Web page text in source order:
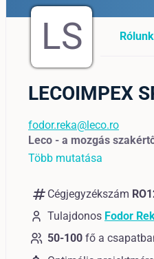
LS Rólunk
LECOIMPEX
fodor.reka@leco.ro
Leco - a mozgás
Több mutatása
numbers Cégjegyzékszám
Tulajdonos Fodor
50-100 fő a